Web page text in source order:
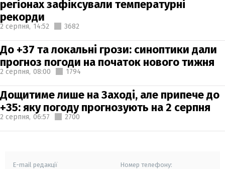
регіонах зафіксували температурні
рекорди
2 серпня, 14:52 3682
До +37 та локальні грози: синоптики дали
прогноз погоди на початок нового тижня
2 серпня, 08:00 1794
Дощитиме лише на Заході, але припече до
+35: яку погоду прогнозують на 2 серпня
2 серпня, 06:57 2700
E-mail редакції Номер телефону: